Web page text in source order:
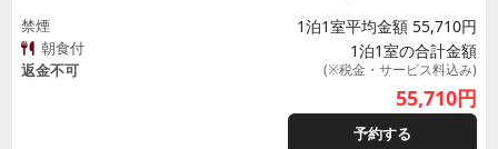
禁煙
朝食付
返金不可
1泊1室平均金額 55,710円
1泊1室の合計金額
(※税金・サービス料込み)
55,710円
予約する